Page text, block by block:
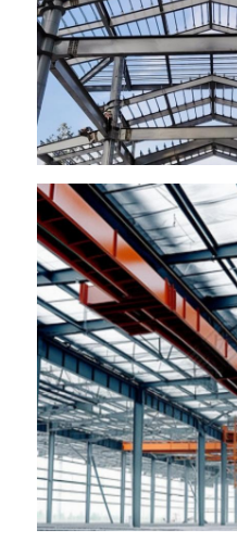
ขอใบเสนอราคา
โครงสร้างเหล็กสำเร็จรูป
คลังสินค้าโครงสร้างเหล็ก
การประชุมเชิงปฏิบัติการ
อาคารโครงสร้างเหล็ก
โครงสร้างเหล็ก
อาคารเหล็ก